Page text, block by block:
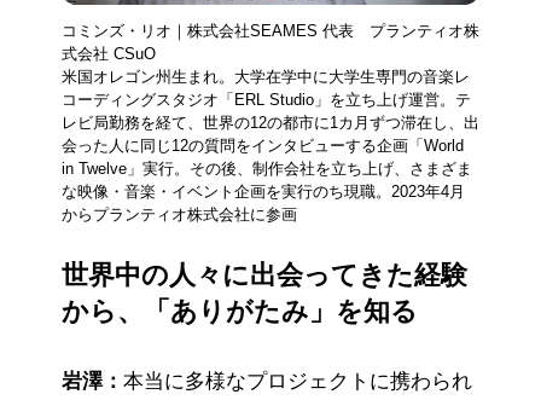
コミンズ・リオ｜株式会社SEAMES 代表 プランティオ株
式会社 CSuO
米国オレゴン州生まれ。大学在学中に大学生専門の音楽レ
コーディングスタジオ「ERL Studio」を立ち上げ運営。テ
レビ局勤務を経て、世界の12の都市に1カ月ずつ滞在し、出
会った人に同じ12の質問をインタビューする企画「World
in Twelve」実行。その後、制作会社を立ち上げ、さまざま
な映像・音楽・イベント企画を実行のち現職。2023年4月
からプランティオ株式会社に参画
世界中の人々に出会ってきた経験
から、「ありがたみ」を知る
岩澤： 本当に多様なプロジェクトに携わられ